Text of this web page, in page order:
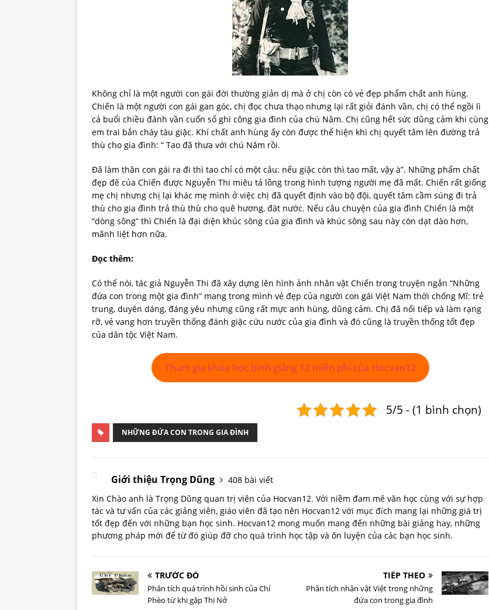
Không chỉ là một người con gái đời thường giản dị mà ở chị còn có vẻ đẹp phẩm chất anh hùng.
Chiến là một người con gái gan góc, chị đọc chưa thạo nhưng lại rất giỏi đánh vần, chị có thể ngồi lì
cả buổi chiều đánh vần cuốn sổ ghi công gia đình của chú Năm. Chị cũng hết sức dũng cảm khi cùng
em trai bắn cháy tàu giặc. Khí chất anh hùng ấy còn được thể hiện khi chị quyết tâm lên đường trả
thù cho gia đình: “ Tao đã thưa với chú Năm rồi.
Đã làm thân con gái ra đi thì tao chỉ có một câu: nếu giặc còn thì tao mất, vậy à”. Những phẩm chất
đẹp đẽ của Chiến được Nguyễn Thi miêu tả lồng trong hình tượng người mẹ đã mất. Chiến rất giống
mẹ chị nhưng chị lại khác mẹ mình ở việc chị đã quyết định vào bộ đội, quyết tâm cầm súng đi trả
thù cho gia đình trả thù thù cho quê hương, đát nước. Nếu câu chuyện của gia đình Chiến là một
“dòng sông” thì Chiến là đại diện khúc sông của gia đình và khúc sông sau này còn dạt dào hơn,
mãnh liệt hơn nữa.
Đọc thêm:
Có thể nói, tác giả Nguyễn Thi đã xây dựng lên hình ảnh nhân vật Chiến trong truyện ngắn “Những
đứa con trong một gia đình” mang trong mình vẻ đẹp của người con gái Việt Nam thời chống Mĩ: trẻ
trung, duyên dáng, đáng yêu nhưng cũng rất mực anh hùng, dũng cảm. Chị đã nối tiếp và làm rạng
rỡ, vẻ vang hơn truyền thống đánh giặc cứu nước của gia đình và đó cũng là truyền thống tốt đẹp
của dân tộc Việt Nam.
Tham gia khóa học bình giảng 12 miễn phí của Hocvan12
5/5 - (1 bình chọn)
NHỮNG ĐỨA CON TRONG GIA ĐÌNH
Giới thiệu Trọng Dũng
408 bài viết
Xin Chào anh là Trọng Dũng quan trị viên của Hocvan12. Với niềm đam mê văn học cùng với sự hợp
tác và tư vấn của các giảng viên, giáo viên đã tạo nên Hocvan12 với mục đích mang lại những giá trị
tốt đẹp đến với những bạn học sinh. Hocvan12 mong muốn mang đến những bài giảng hay, những
phương pháp mới để từ đó giúp đỡ cho quá trình học tập và ôn luyện của các bạn học sinh.
TRƯỚC ĐÓ
Phân tích quá trình hồi sinh của Chí
Phèo từ khi gặp Thị Nở
TIẾP THEO
Phân tích nhân vật Việt trong những
đứa con trong gia đình